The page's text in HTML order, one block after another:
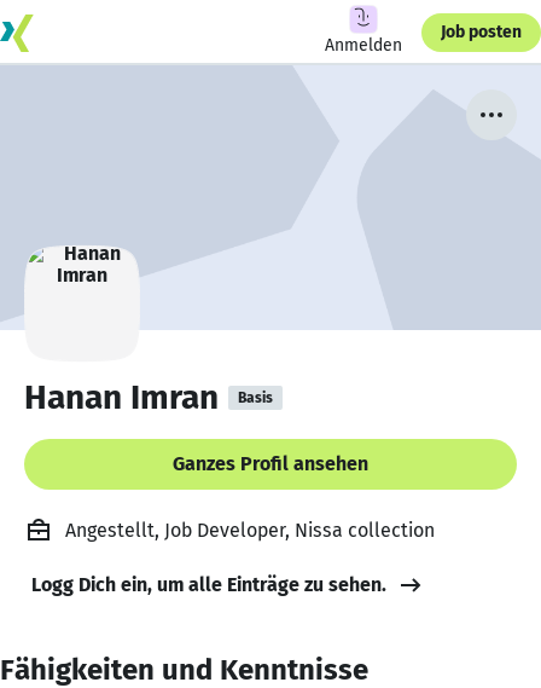
Anmelden
Job posten
Hanan Imran Basis
Ganzes Profil ansehen
Angestellt, Job Developer, Nissa collection
Logg Dich ein, um alle Einträge zu sehen.
Fähigkeiten und Kenntnisse